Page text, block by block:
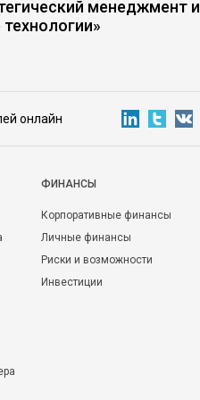
менеджмент и
онлайн
ФИНАНСЫ
Корпоративные финансы
Личные финансы
Риски и возможности
Инвестиции